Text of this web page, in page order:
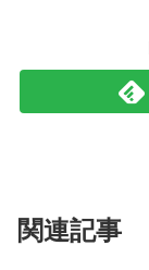
関連記事